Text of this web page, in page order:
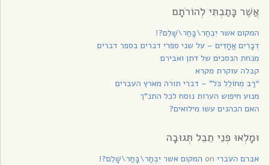
אֲשֶׁר כָּתַבְתִּי לְהוֹרֹתָם
המקום אשר יִבְחַר\בָּחַר\שָׁלֵם?!
דְבָרִים אֲחָדִים – על שני ספרי דברים בספר דברים
מנחת הנסכים של דתן ואבירם
קבלה עוקרת מקרא
“רַב מְחוֹלֵל כֹּל” – דברי תורה מארץ העברים
מנוע חיפוש הערות נוסח לכל התנ”ך
האם הכהנים עשו מילואים?
וּמָלְאוּ פְנֵי תֵבֵל תְּגוּבָה
אברם העברי המקום אשר יִבְחַר\בָּחַר\שָׁלֵם?!